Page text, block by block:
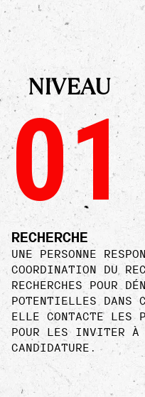
NIVEAU
01
RECHERCHE
UNE PERSONNE
COORDINATION DU
RECHERCHES POUR
POTENTIELLES DANS
ELLE CONTACTE LES
POUR LES INVITER À
CANDIDATURE.